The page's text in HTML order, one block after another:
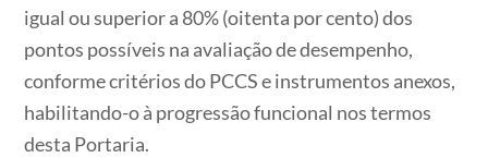
igual ou superior a 80% (oitenta por cento) dos
pontos possíveis na avaliação de desempenho,
conforme critérios do PCCS e instrumentos anexos,
habilitando-o à progressão funcional nos termos
desta Portaria.